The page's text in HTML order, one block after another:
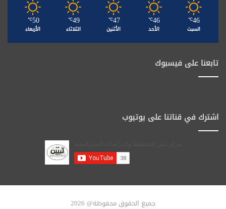
46
℃
السبت
46
℃
الأحد
47
℃
الأثنين
49
℃
الثلاثاء
50
℃
الأربعاء
تابعنا على فيسبوك
اشترك في قناتنا على يوتيوب
جميع الحقوق محفوظة@ 2026